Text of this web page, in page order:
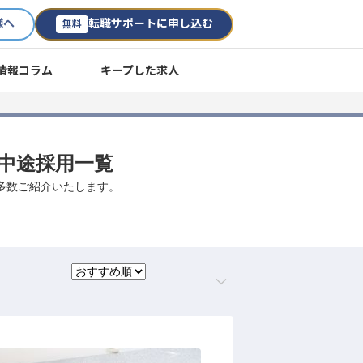
へ 無料 転職サポートに申し込む
報コラム キープした求人
途採用一覧
ご紹介いたします。